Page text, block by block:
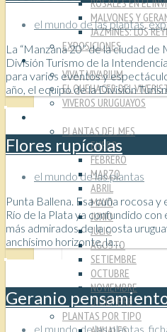
ROSALES EN EL
MALVONES Y
JAZMINES: LOS
EXPOSICIONES
VIVEROS
VIVAT VIVARIUM
EL QUEHACER DEL
VIVEROS URUGUAYOS
PLANTAS DEL MES
ENERO
FEBRERO
MARZO
ABRIL
MAYO
JUNIO
JULIO
AGOSTO
SETIEMBRE
OCTUBRE
NOVIEMBRE
DICIEMBRE
PLANTAS POR TIPO
el mundo de las plantas,
La “Manzana 20” de la ciudad
División Turismo de la
para varios eventos y
año, el equipo de la División
Flores rupícolas
el mundo de las plantas
Punta Ballena. Esa cuña rocosa
Río de la Plata ya confundido con
más admirados de la costa
anchísimo horizonte, la…
Geranio
el mundo de las plantas,